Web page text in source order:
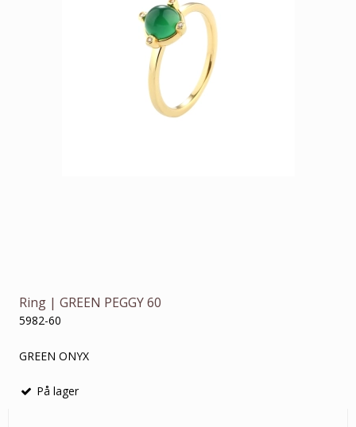
Ring | GREEN PEGGY 60
5982-60
GREEN ONYX
På lager